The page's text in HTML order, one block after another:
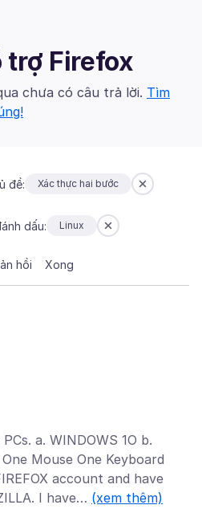
trợ Firefox
chưa có câu trả lời. Tìm
đề: Xác thực hai bước
dấu: Linux
hồi Xong
a. WINDOWS 1O b.
Mouse One Keyboard
account and have
I have… (xem thêm)